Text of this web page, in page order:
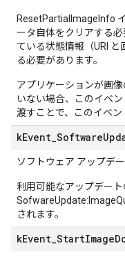
ResetPartialImageInfo
ータ自体をクリアする
ている状態情報（URI
る必要があります。
アプリケーションが画
いない場合、このイベ
渡すことで、このイベン
kEvent Software
ソフトウェア アップデ
利用可能なアップデー
されます。
kEvent StartImage